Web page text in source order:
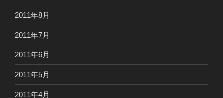
2011年8月
2011年7月
2011年6月
2011年5月
2011年4月